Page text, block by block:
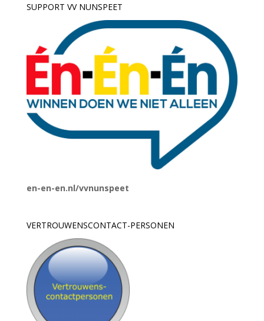
SUPPORT VV NUNSPEET
en-en-en.nl/vvnunspeet
VERTROUWENSCONTACT-PERSONEN